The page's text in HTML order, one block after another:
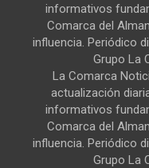
informativos
Comarca del
influencia. Periódico
Grupo La
La Comarca
actualización
informativos
Comarca del
influencia. Periódico
Grupo La